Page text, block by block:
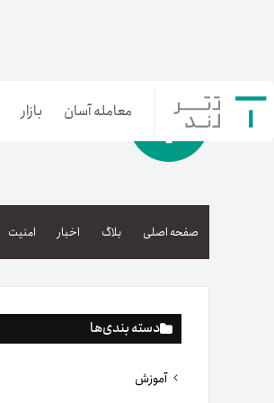
معامله آسان بازار
صفحه اصلی بلاگ اخبار امنیت
دسته بندی‌ها
آموزش